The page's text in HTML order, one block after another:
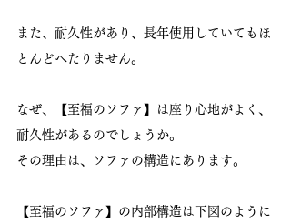
また、耐久性があり、長年使用していてもほ
とんどへたりません。
なぜ、【至福のソファ】は座り心地がよく、
耐久性があるのでしょうか。
その理由は、ソファの構造にあります。
【至福のソファ】の内部構造は下図のように